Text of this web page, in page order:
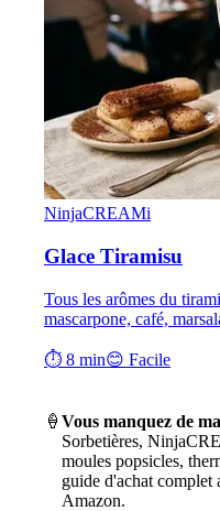
NinjaCREAMi
Glace Tiramisu
Tous les arômes du
mascarpone, café,
⏱ 8 min😊 Facile
🍦 Vous manquez de
Sorbetières,
moules popsicles,
guide d'achat complet
Amazon.